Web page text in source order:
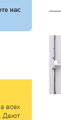
нас
всех
Дают